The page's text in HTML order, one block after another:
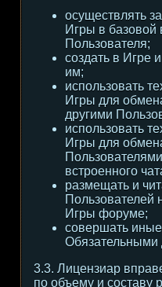
осуществлять
Игры в базовой
Пользователя;
создать в Игре
им;
использовать
Игры для
другими
использовать
Игры для
встроенного
размещать и
Пользователей
Игры форуме;
совершать
Обязательными
3.3. Лицензиар
по объему и